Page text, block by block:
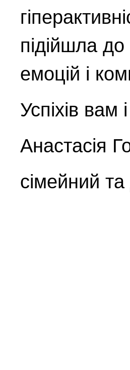
підійшла
емоцій і
Успіхів вам
Анастасія
сімейний